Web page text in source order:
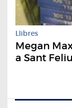
Llibres
Megan
a Sant